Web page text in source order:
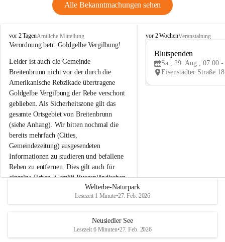
Alle Bekanntmachungen sehen
B
r
i
t
e
n
b
r
u
n
n
a
m
N
e
u
e
vor 2 TagenAmtliche Mitteilung
Verordnung betr. Goldgelbe Vergilbung!
Leider ist auch die Gemeinde
Breitenbrunn nicht vor der durch die
Amerikanische Rebzikade übertragene
Goldgelbe Vergilbung der Rebe verschont
geblieben. Als Sicherheitszone gilt das
gesamte Ortsgebiet von Breitenbrunn
(siehe Anhang). Wir bitten nochmal die
bereits mehrfach (Cities,
Gemeindezeitung) ausgesendeten
Informationen zu studieren und befallene
Reben zu entfernen. Dies gilt auch für
einzelne Reben. Gemäß Burgenländischen
Weinbaugesetz sind nicht gepflegte oder
unzulässige Weingärten zu roden! Bitte
vor den prognostizierten Ernteausfällen
und den daraus folgenden wirtschaftlichen
B
e
u
i
l
e
vor 2 WochenVeranstaltung
Blutspenden
Sa., 29. Aug., 07:00 -
Welterbe-Naturpark
Lesezeit 1 Minute•27. Feb. 2026
Neusiedler See
Lesezeit 6 Minuten•27. Feb. 2026